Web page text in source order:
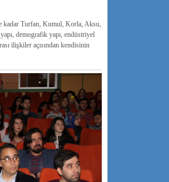
Turfan, Kumul, Korla, Aksu,
demografik yapı, endüstriyel
ilişkiler açısından kendisinin